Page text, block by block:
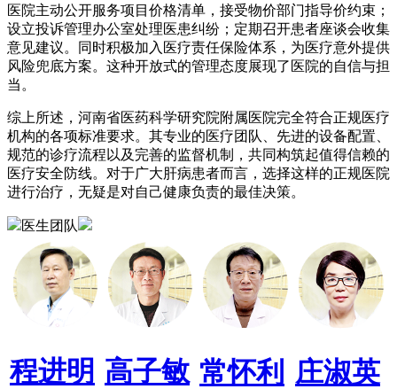
医院主动公开服务项目价格清单，接受物价部门指导价约束；
设立投诉管理办公室处理医患纠纷；定期召开患者座谈会收集
意见建议。同时积极加入医疗责任保险体系，为医疗意外提供
风险兜底方案。这种开放式的管理态度展现了医院的自信与担
当。
综上所述，河南省医药科学研究院附属医院完全符合正规医疗
机构的各项标准要求。其专业的医疗团队、先进的设备配置、
规范的诊疗流程以及完善的监督机制，共同构筑起值得信赖的
医疗安全防线。对于广大肝病患者而言，选择这样的正规医院
进行治疗，无疑是对自己健康负责的最佳决策。
医生团队
程进明 高子敏 常怀利 庄淑英